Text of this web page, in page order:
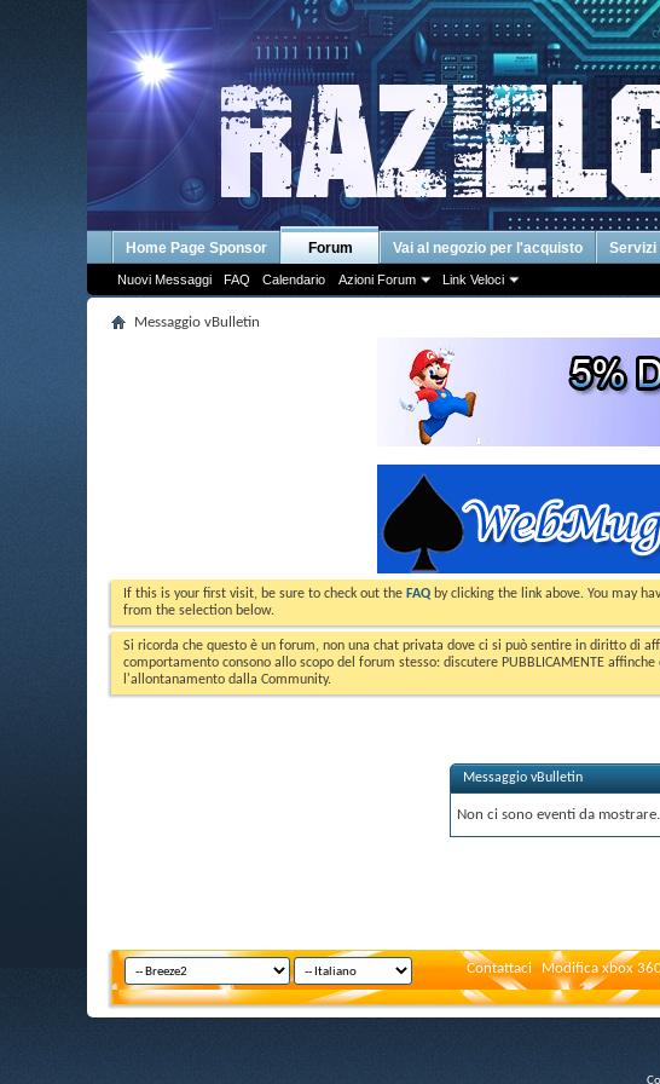
Home Page Sponsor Forum
Nuovi Messaggi FAQ Calendario Azioni Forum Link Veloci
Vai al negozio per l'acquisto Servizi
Messaggio vBulletin
If this is your first visit, be sure to check out the FAQ by clicking the link above. You may
from the selection below.
Si ricorda che questo è un forum, non una chat privata dove ci si può sentire in diritto di
comportamento consono allo scopo del forum stesso: discutere PUBBLICAMENTE
l'allontanamento dalla Community.
Messaggio vBulletin
Non ci sono eventi da mostrare.
Contattaci Modifica xbox